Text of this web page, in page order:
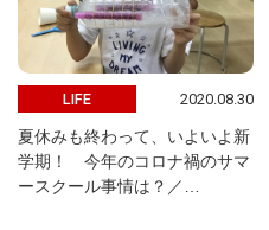
LIFE 2020.08.30
夏休みも終わって、いよいよ新
学期！ 今年のコロナ禍のサマ
ースクール事情は？／…